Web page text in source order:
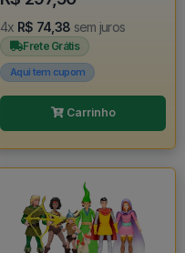
4x R$ 74,38 sem juros
Frete Grátis
Aqui tem cupom
Carrinho